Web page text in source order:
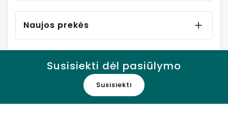
Naujos prekės 
Susisiekti dėl pasiūlymo
Susisiekti